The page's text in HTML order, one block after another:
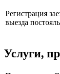
Регистрация
выезда
Услуги,